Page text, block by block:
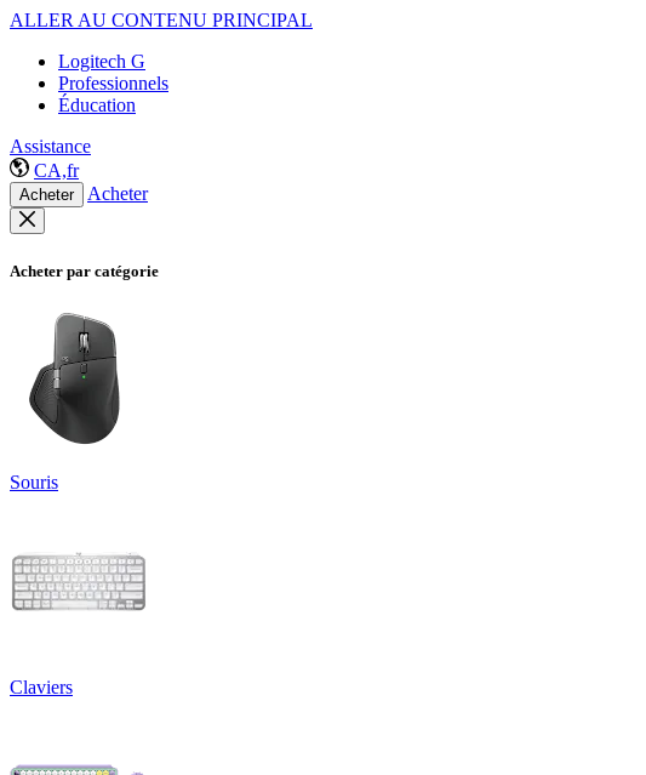
ALLER AU CONTENU PRINCIPAL
Logitech G
Professionnels
Éducation
Assistance
CA,fr
Acheter Acheter
Acheter par catégorie
Souris
Claviers